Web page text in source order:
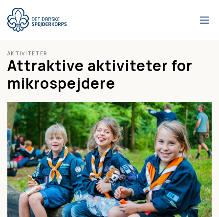
hovedindhold
AKTIVITETER
Attraktive aktiviteter for
mikrospejdere